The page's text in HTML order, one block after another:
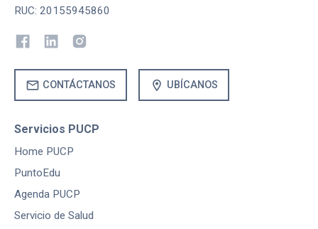
RUC: 20155945860
mail CONTÁCTANOS location_on UBÍCANOS
Servicios PUCP
Home PUCP
PuntoEdu
Agenda PUCP
Servicio de Salud